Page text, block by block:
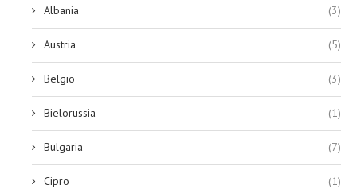
Albania (3)
Austria (5)
Belgio (3)
Bielorussia (1)
Bulgaria (7)
Cipro (1)